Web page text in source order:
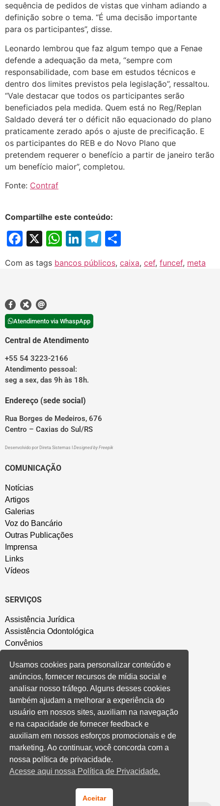
sequência de pedidos de vistas que vinham adiando a
definição sobre o tema. “É uma decisão importante
para os participantes”, disse.
Leonardo lembrou que faz algum tempo que a Fenae
defende a adequação da meta, “sempre com
responsabilidade, com base em estudos técnicos e
dentro dos limites previstos pela legislação”, ressaltou.
“Vale destacar que todos os participantes serão
beneficiados pela medida. Quem está no Reg/Replan
Saldado deverá ter o déficit não equacionado do plano
praticamente zerado após o ajuste de precificação. E
os participantes do REB e do Novo Plano que
pretendem requerer o benefício a partir de janeiro terão
um benefício maior”, completou.
Fonte: Contraf
Compartilhe este conteúdo:
Facebook
X WhatsApp
LinkedIn
Telegram
Com as tags bancos públicos, caixa, cef, funcef, meta
Atendimento via WhaspApp
Central de Atendimento
+55 54 3223-2166
Atendimento pessoal:
seg a sex, das 9h às 18h.
Endereço (sede social)
Rua Borges de Medeiros, 676
Centro – Caxias do Sul/RS
Desenvolvido por Direta Sistemas Designed by Freepik
COMUNICAÇÃO
Notícias
Artigos
Galerias
Voz do Bancário
Outras Publicações
Imprensa
Links
Vídeos
SERVIÇOS
Assistência Jurídica
Assistência Odontológica
Convênios
Salão de Festa
Política de Privacidade
CONVENÇÃO COLETIVA E ACORDOS
Convenções Coletivas
Banco do Brasil
Caixa Econômica Federal
Banrisul
Privados
Cooperativas e Financeiras
Usamos cookies para personalizar conteúdo e
anúncios, fornecer recursos de mídia social e
analisar nosso tráfego. Alguns desses cookies
também ajudam a melhorar a experiência do
usuário em nossos sites, auxiliam na navegação
e na capacidade de fornecer feedback e
auxiliam em nossos esforços promocionais e de
marketing. Ao continuar, você concorda com a
nossa política de privacidade.
Acesse aqui nossa Política de Privacidade.
Aceitar